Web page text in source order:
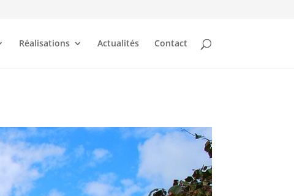
Réalisations Actualités Contact